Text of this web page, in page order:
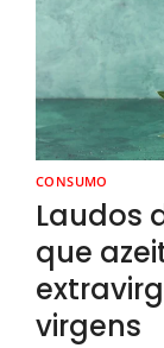
CONSUMO
Laudos
que
virgens